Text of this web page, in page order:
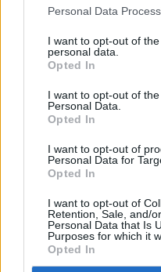
negar su consentimiento.
de su consentimiento,
rechazar tal
cualquier momento
visitando nuestra política
Personal Data
I want to opt-out of
personal data.
Opted In
I want to opt-out of
Personal Data.
Opted In
I want to opt-out of
Personal Data for
Opted In
I want to opt-out of
Retention, Sale, and/
Personal Data that Is
Purposes for which it
Opted In